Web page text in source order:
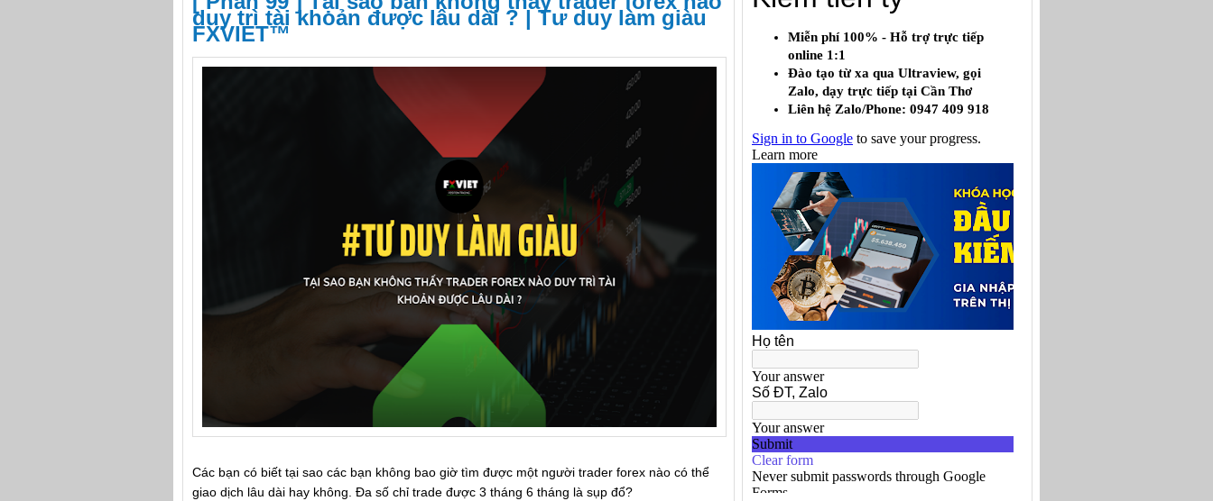
duy trì tài khoản được lâu dài ? | Tư duy làm giàu
FXVIET™
Các bạn có biết tại sao các bạn không bao giờ tìm được một người trader forex nào có thể
giao dịch lâu dài hay không. Đa số chỉ trade được 3 tháng 6 tháng là sụp đổ?